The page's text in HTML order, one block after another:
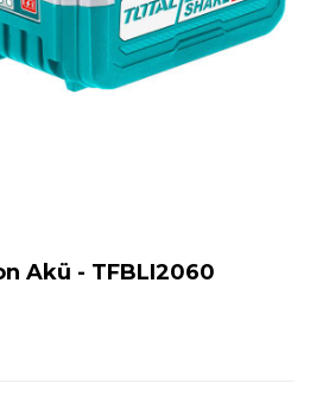
Akü - TFBLI2060